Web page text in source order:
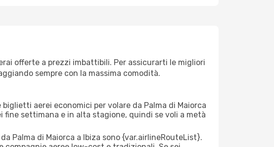
offerte a prezzi imbattibili. Per assicurarti le migliori
sempre con la massima comodità.
aerei economici per volare da Palma di Maiorca
settimana e in alta stagione, quindi se voli a metà
Palma di Maiorca a Ibiza sono {​var.airlineRouteList}.